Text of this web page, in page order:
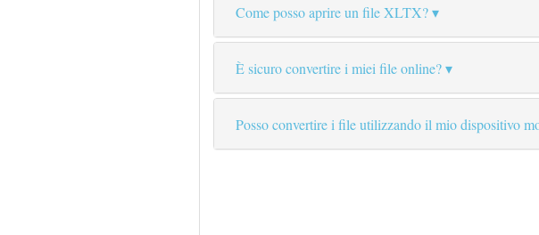
Come posso aprire un file XLTX?
È sicuro convertire i miei file online?
Posso convertire i file utilizzando il mio dispositivo